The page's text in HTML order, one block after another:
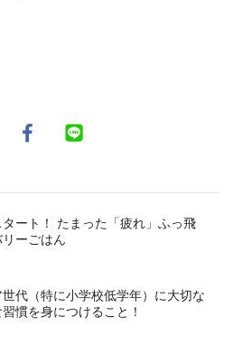
タート！ たまった「疲れ」ふっ飛
ーごはん
世代（特に小学校低学年）に大切な
慣を身につけること！